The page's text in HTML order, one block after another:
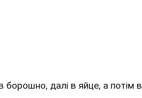
борошно, далі в яйце, а потім в